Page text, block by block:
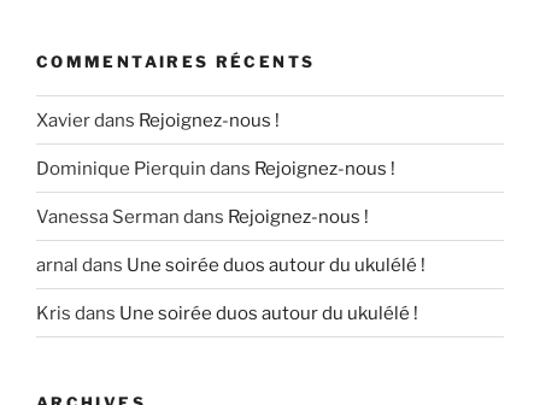
COMMENTAIRES RÉCENTS
Xavierdans Rejoignez-nous !
Dominique Pierquin dans Rejoignez-nous !
Vanessa Serman dans Rejoignez-nous !
arnal dans Une soirée duos autour du ukulélé !
Kris dans Une soirée duos autour du ukulélé !